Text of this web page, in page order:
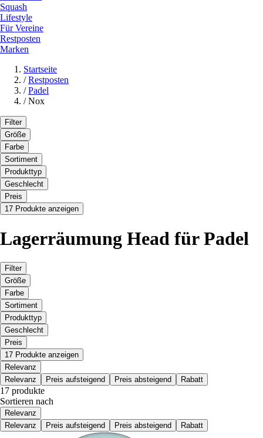
Squash
Lifestyle
Für Vereine
Restposten
Marken
Startseite
/ Restposten
/ Padel
/ Nox
Filter
Größe
Farbe
Sortiment
Produkttyp
Geschlecht
Preis
17 Produkte anzeigen
Lagerräumung Head für Padel
Filter
Größe
Farbe
Sortiment
Produkttyp
Geschlecht
Preis
17 Produkte anzeigen
Relevanz
Relevanz
Preis aufsteigend Preis absteigend Rabatt
17 produkte
Sortieren nach
Relevanz
Relevanz
Preis aufsteigend Preis absteigend Rabatt